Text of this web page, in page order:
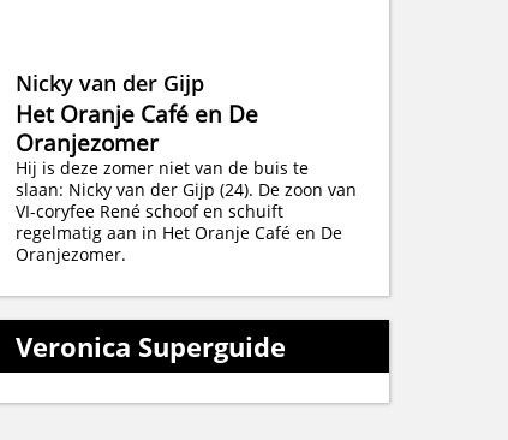
Nicky van der Gijp
Het Oranje Café en De
Oranjezomer
Hij is deze zomer niet van de buis te
slaan: Nicky van der Gijp (24). De zoon van
VI-coryfee René schoof en schuift
regelmatig aan in Het Oranje Café en De
Oranjezomer.
Veronica Superguide